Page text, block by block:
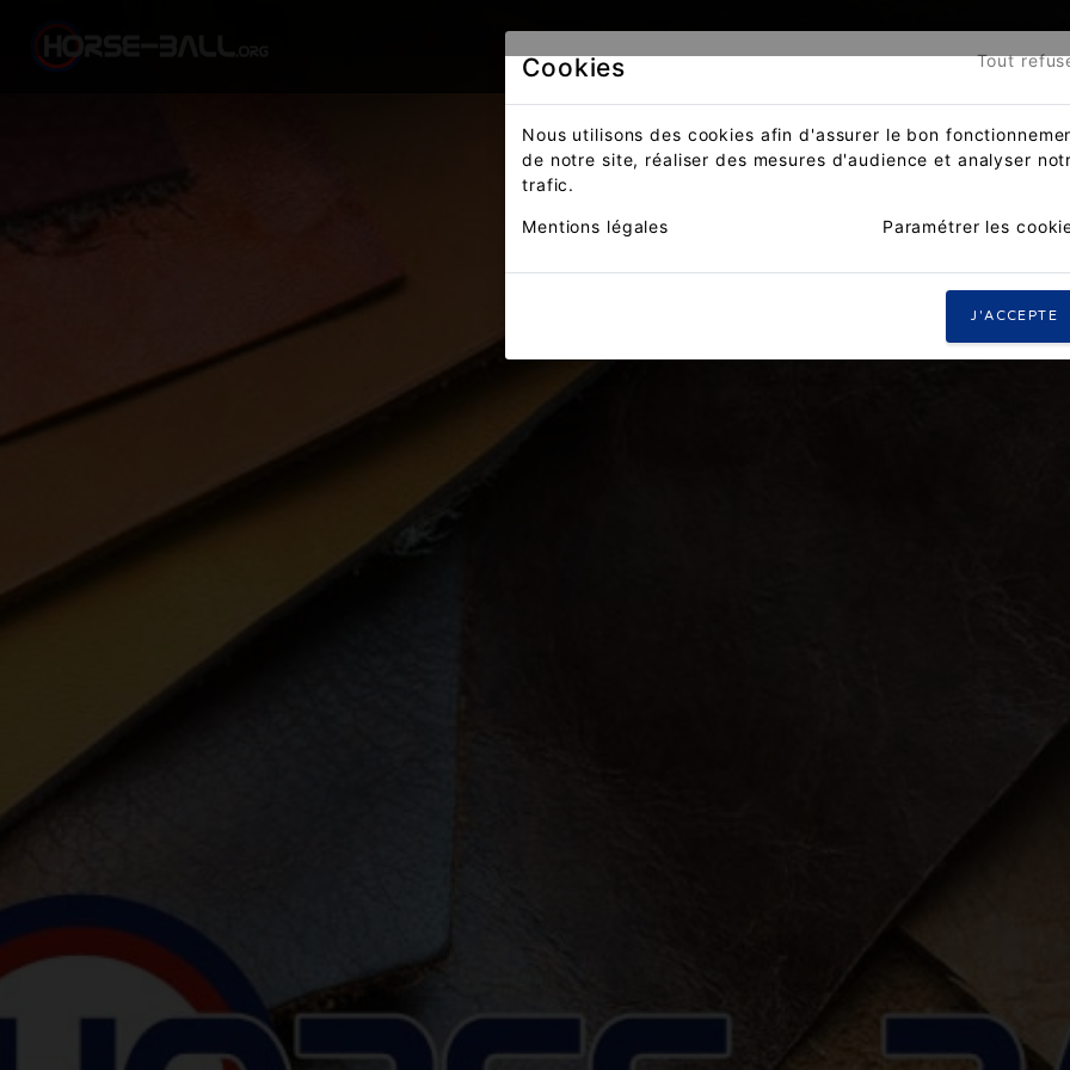
Previous
Cookies Tout
Nous utilisons des cookies afin d'assurer le bon
de notre site, réaliser des mesures d'audience et analyser
trafic.
Mentions légales Paramétrer les
J'ACCEPTE